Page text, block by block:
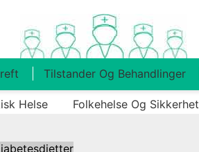
Tilstander Og Behandlinger
Helse Folkehelse Og Sikkerhet